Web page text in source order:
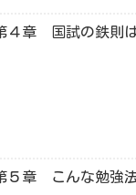
４章 国試の鉄則
５章 こんな勉強